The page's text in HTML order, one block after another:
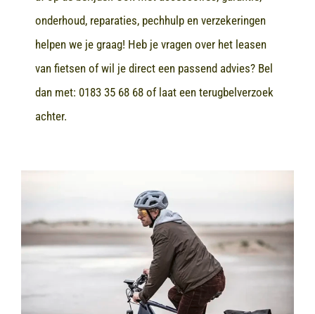
onderhoud, reparaties, pechhulp en verzekeringen
helpen we je graag! Heb je vragen over het leasen
van fietsen of wil je direct een passend advies? Bel
dan met: 0183 35 68 68of laat een terugbelverzoek
achter.